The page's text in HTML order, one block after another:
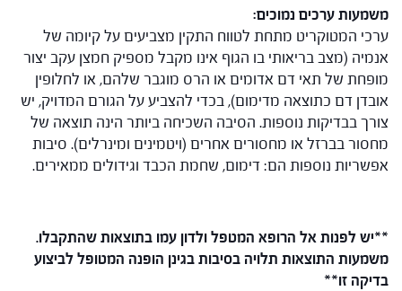
משמעות ערכים נמוכים:
ערכי המטוקריט מתחת לטווח התקין מצביעים על קיומה של
אנמיה (מצב בריאותי בו הגוף אינו מקבל מספיק חמצן עקב יצור
מופחת של תאי דם אדומים או הרס מוגבר שלהם, או לחלופין
אובדן דם כתוצאה מדימום), בכדי להצביע על הגורם המדויק, יש
צורך בבדיקות נוספות. הסיבה השכיחה ביותר הינה תוצאה של
מחסור בברזל או מחסורים אחרים (ויטמינים ומינרלים). סיבות
אפשריות נוספות הם: דימום, שחמת הכבד וגידולים ממאירים.
**יש לפנות אל הרופא המטפל ולדון עמו בתוצאות שהתקבלו.
משמעות התוצאות תלויה בסיבות בגינן הופנה המטופל לביצוע
בדיקה זו**